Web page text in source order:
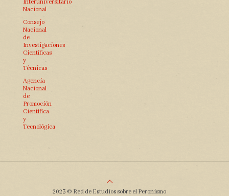
Interuniversitario
Nacional
Consejo
Nacional
de
Investigaciones
Científicas
y
Técnicas
Agencia
Nacional
de
Promoción
Científica
y
Tecnológica
2023 © Red de Estudios sobre el Peronismo